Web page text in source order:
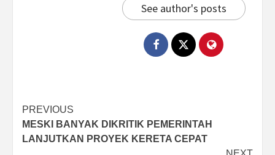
See author's posts
Post
navigation
PREVIOUS
MESKI BANYAK DIKRITIK PEMERINTAH
LANJUTKAN PROYEK KERETA CEPAT